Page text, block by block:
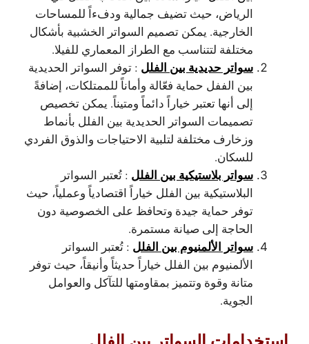
الرياض، حيث تضيف جمالية ودفءاً للمساحات
الخارجية. يمكن تصميم السواتر الخشبية بأشكال
مختلفة لتتناسب مع الطراز المعماري للفيلا.
سواتر حديدية بين الفلل : توفر السواتر الحديدية
بين الففل حماية فعّالة وأماناً للممتلكات، إضافةً
إلى أنها تعتبر خياراً دائماً ومتيناً. يمكن تخصيص
تصميمات السواتر الحديدية بين الفلل بأنماط
وزخارف مختلفة لتلبية الاحتياجات والذوق الفردي
للسكان.
سواتر بلاستيكية بين الفلل : تُعتبر السواتر
البلاستيكية بين الفلل خياراً اقتصادياً وعملياً، حيث
توفر حماية جيدة وتحافظ على الخصوصية دون
الحاجة إلى صيانة مستمرة.
سواتر الألمنيوم بين الفلل : تُعتبر السواتر
الألمنيوم بين الفلل خياراً حديثاً وأنيقاً، حيث توفر
متانة وقوة وتتميز بمقاومتها للتآكل والعوامل
الجوية.